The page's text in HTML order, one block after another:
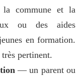
commune et la
ou des aides
en formation.
pertinent.
— un parent ou